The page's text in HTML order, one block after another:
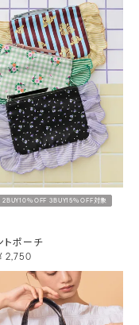
2BUY10％OFF 3BUY15％OFF対象
トポーチ
2,750